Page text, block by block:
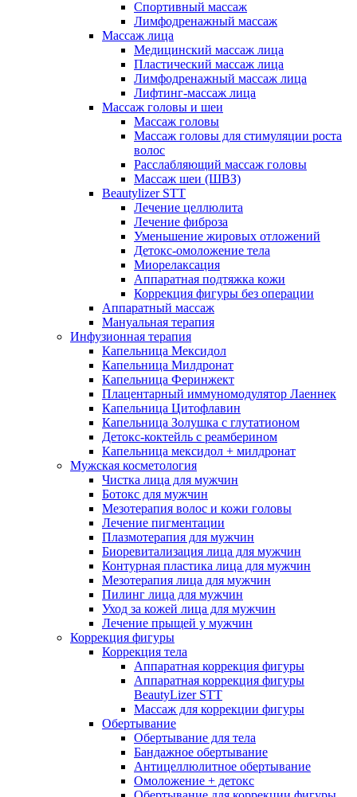
Спортивный массаж
Лимфодренажный массаж
Массаж лица
Медицинский массаж лица
Пластический массаж лица
Лимфодренажный массаж лица
Лифтинг-массаж лица
Массаж головы и шеи
Массаж головы
Массаж головы для стимуляции роста
волос
Расслабляющий массаж головы
Массаж шеи (ШВЗ)
Beautylizer STT
Лечение целлюлита
Лечение фиброза
Уменьшение жировых отложений
Детокс-омоложение тела
Миорелаксация
Аппаратная подтяжка кожи
Коррекция фигуры без операции
Аппаратный массаж
Мануальная терапия
Инфузионная терапия
Капельница Мексидол
Капельница Милдронат
Капельница Феринжект
Плацентарный иммуномодулятор Лаеннек
Капельница Цитофлавин
Капельница Золушка с глутатионом
Детокс-коктейль с реамберином
Капельница мексидол + милдронат
Мужская косметология
Чистка лица для мужчин
Ботокс для мужчин
Мезотерапия волос и кожи головы
Лечение пигментации
Плазмотерапия для мужчин
Биоревитализация лица для мужчин
Контурная пластика лица для мужчин
Мезотерапия лица для мужчин
Пилинг лица для мужчин
Уход за кожей лица для мужчин
Лечение прыщей у мужчин
Коррекция фигуры
Коррекция тела
Аппаратная коррекция фигуры
Аппаратная коррекция фигуры
BeautyLizer STT
Массаж для коррекции фигуры
Обертывание
Обертывание для тела
Бандажное обертывание
Антицеллюлитное обертывание
Омоложение + детокс